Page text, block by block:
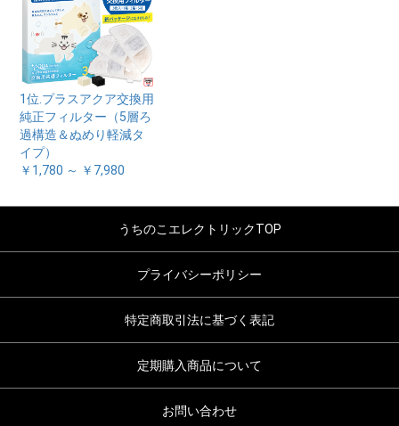
1位.プラスアクア交換用
純正フィルター（5層ろ
過構造＆ぬめり軽減タ
イプ）
￥1,780 ～ ￥7,980
うちのこエレクトリックTOP
プライバシーポリシー
特定商取引法に基づく表記
定期購入商品について
お問い合わせ